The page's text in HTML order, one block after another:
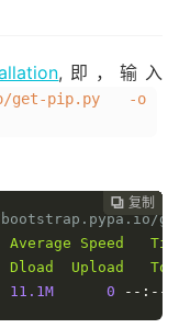
,即，输入
get-pip.py -o
 复制
 复制
 复制
 复制
 复制
 复制
 复制
 复制
 复制
 复制
 复制
Average Speed
Dload
Upload
11.1M 0 --:--